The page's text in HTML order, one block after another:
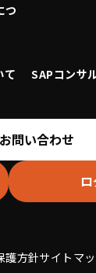
つ
て SAPコンサ
お問い合わせ
護方針サイトマ